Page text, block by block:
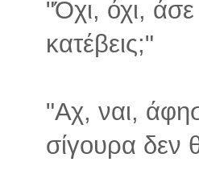
"Όχι, όχι,
κατέβεις;"
"Αχ, ναι,
σίγουρα δεν